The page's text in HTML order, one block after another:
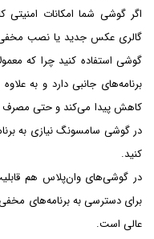
اگر گوشی شما امکانات امنیتی
گالری عکس جدید یا نصب مخفی
گوشی استفاده کنید چرا که
برنامه‌های جانبی دارد و به
کاهش پیدا می‌کند و حتی مصرف
در گوشی سامسونگ نیازی به
کنید.
در گوشی‌های وان‌پلاس هم
برای دسترسی به برنامه‌های
عالی است.